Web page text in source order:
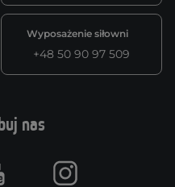
Wyposażenie siłowni
+48 50 90 97 509
nas
Instagram